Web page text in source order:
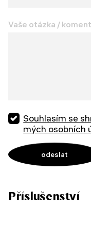
Vaše otázka /
Souhlasím se
mých osobních
Příslušenství